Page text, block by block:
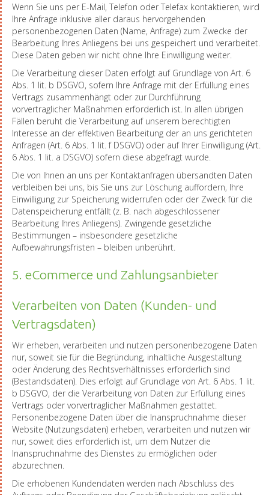
Wenn Sie uns per E-Mail, Telefon oder Telefax kontaktieren, wird
Ihre Anfrage inklusive aller daraus hervorgehenden
personenbezogenen Daten (Name, Anfrage) zum Zwecke der
Bearbeitung Ihres Anliegens bei uns gespeichert und verarbeitet.
Diese Daten geben wir nicht ohne Ihre Einwilligung weiter.
Die Verarbeitung dieser Daten erfolgt auf Grundlage von Art. 6
Abs. 1 lit. b DSGVO, sofern Ihre Anfrage mit der Erfüllung eines
Vertrags zusammenhängt oder zur Durchführung
vorvertraglicher Maßnahmen erforderlich ist. In allen übrigen
Fällen beruht die Verarbeitung auf unserem berechtigten
Interesse an der effektiven Bearbeitung der an uns gerichteten
Anfragen (Art. 6 Abs. 1 lit. f DSGVO) oder auf Ihrer Einwilligung (Art.
6 Abs. 1 lit. a DSGVO) sofern diese abgefragt wurde.
Die von Ihnen an uns per Kontaktanfragen übersandten Daten
verbleiben bei uns, bis Sie uns zur Löschung auffordern, Ihre
Einwilligung zur Speicherung widerrufen oder der Zweck für die
Datenspeicherung entfällt (z. B. nach abgeschlossener
Bearbeitung Ihres Anliegens). Zwingende gesetzliche
Bestimmungen – insbesondere gesetzliche
Aufbewahrungsfristen – bleiben unberührt.
5. eCommerce und Zahlungsanbieter
Verarbeiten von Daten (Kunden- und
Vertragsdaten)
Wir erheben, verarbeiten und nutzen personenbezogene Daten
nur, soweit sie für die Begründung, inhaltliche Ausgestaltung
oder Änderung des Rechtsverhältnisses erforderlich sind
(Bestandsdaten). Dies erfolgt auf Grundlage von Art. 6 Abs. 1 lit.
b DSGVO, der die Verarbeitung von Daten zur Erfüllung eines
Vertrags oder vorvertraglicher Maßnahmen gestattet.
Personenbezogene Daten über die Inanspruchnahme dieser
Website (Nutzungsdaten) erheben, verarbeiten und nutzen wir
nur, soweit dies erforderlich ist, um dem Nutzer die
Inanspruchnahme des Dienstes zu ermöglichen oder
abzurechnen.
Die erhobenen Kundendaten werden nach Abschluss des